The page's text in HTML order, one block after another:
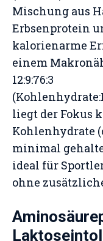
Mischung aus
Erbsenprotein
kalorienarme
einem
12:9:76:3
liegt der Fokus
Kohlenhydrate
minimal
ideal für
ohne